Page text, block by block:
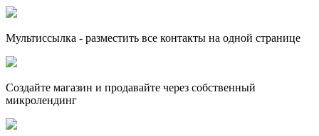
Мультиссылка - разместить все контакты на одной странице
Создайте магазин и продавайте через собственный
микролендинг